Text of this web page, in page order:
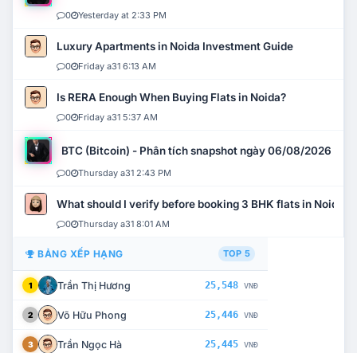
0 Yesterday at 2:33 PM
Luxury Apartments in Noida Investment Guide
0 Friday a31 6:13 AM
Is RERA Enough When Buying Flats in Noida?
0 Friday a31 5:37 AM
BTC (Bitcoin) - Phân tích snapshot ngày 06/08/2026
0 Thursday a31 2:43 PM
What should I verify before booking 3 BHK flats in Noida?
0 Thursday a31 8:01 AM
BẢNG XẾP HẠNG TOP 5
1 Trần Thị Hương 25,548 VNĐ
2 Võ Hữu Phong 25,446 VNĐ
3 Trần Ngọc Hà 25,445 VNĐ